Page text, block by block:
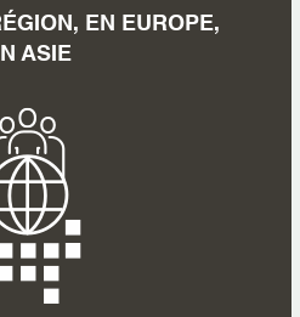
EN EUROPE,
ASIE